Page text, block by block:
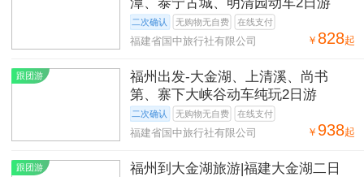
二次确认 无购物无自费 在线支付
￥ 828起
福建省国中旅行社有限公司
跟团游
福州出发-大金湖、上清溪、尚书
第、寨下大峡谷动车纯玩2日游
二次确认 无购物无自费 在线支付
￥ 938起
福建省国中旅行社有限公司
跟团游
福州到大金湖旅游|福建大金湖二日